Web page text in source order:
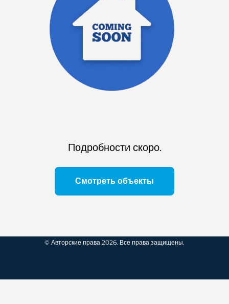
Подробности скоро.
Смотреть объекты
© Авторские права 2026. Все права защищены.